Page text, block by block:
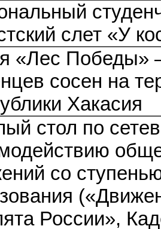
слет «У
«Лес Победы»
сосен на
Хакасия
стол по
со
России»,